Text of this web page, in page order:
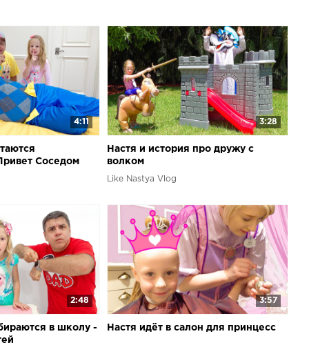
4:11
Соседом
3:28
Настя и история про дружу с
волком
Like Nastya Vlog
2:48
в школу -
3:57
Настя идёт в салон для принцесс